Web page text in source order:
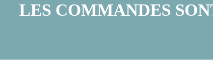
LES COMMANDES